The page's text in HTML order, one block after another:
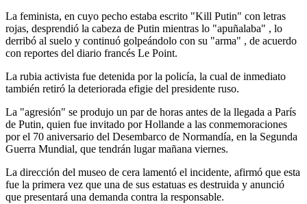
La feminista, en cuyo pecho estaba escrito "Kill Putin" con letras
rojas, desprendió la cabeza de Putin mientras lo "apuñalaba" , lo
derribó al suelo y continuó golpeándolo con su "arma" , de acuerdo
con reportes del diario francés Le Point.
La rubia activista fue detenida por la policía, la cual de inmediato
también retiró la deteriorada efigie del presidente ruso.
La "agresión" se produjo un par de horas antes de la llegada a París
de Putin, quien fue invitado por Hollande a las conmemoraciones
por el 70 aniversario del Desembarco de Normandía, en la Segunda
Guerra Mundial, que tendrán lugar mañana viernes.
La dirección del museo de cera lamentó el incidente, afirmó que esta
fue la primera vez que una de sus estatuas es destruida y anunció
que presentará una demanda contra la responsable.